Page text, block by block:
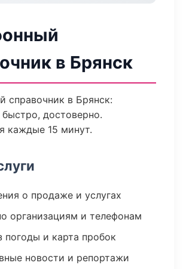
в Брянск
справочник в Брянск:
быстро, достоверно.
каждые 15 минут.
о продаже и услугах
организациям и телефонам
погоды и карта пробок
новости и репортажи